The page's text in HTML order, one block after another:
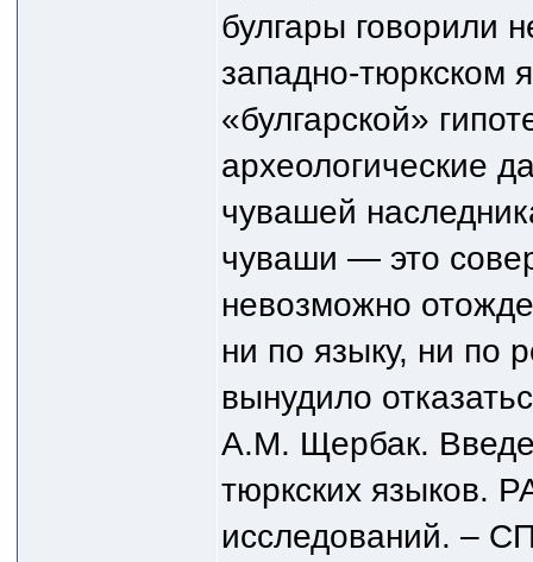
булгары говорили
западно-тюркском
«булгарской»
археологические
чувашей
чуваши — это
невозможно
ни по языку, ни по
вынудило
А.М. Щербак.
тюркских языков.
исследований. –